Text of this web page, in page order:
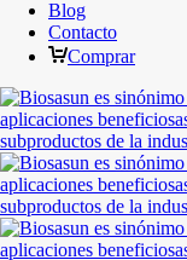
Blog
Contacto
Comprar